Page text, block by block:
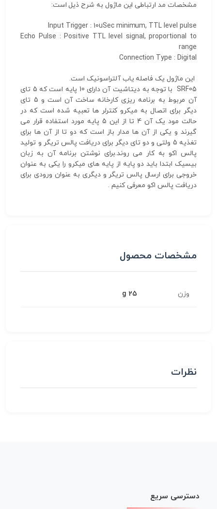
مشخصات مد ارتباطی این ماژول به شرح ذیل است:
Input Trigger : 10uSec minimum, TTL level pulse
Echo Pulse : Positive TTL level signal, proportional to
range
Connection Type : Digital
این ماژول یک فاصله یاب آلتراسونیک است.
SRF05 با توجه به دیتاشیت آن دارای 10 پایه است که 5 تای
آن مربوط به برنامه ریزی کارخانه ساخت آن است و 5 تای
دیگر برای اتصال به میکرو کنترلر ها تعبیه شده است که در
حالت مود یک آن 4 تا از این 5 پایه مورد استفاده قرار می
گیرند و یکی از آن ها مدار باز است که دو تا از آن ها برای
تغذیه 5 ولتی و دو تای دیگر برای دریافت پالس تریگر و تولید
پالس اکو به کار می روند.برای نوشتن برنامه آن به زبان
بیسیک ابتدا باید دو پایه از پایه های میکرو را یکی به عنوان
خروجی برای ارسال پالس تریگر و دیگری به عنوان ورودی برای
دریافت پالس اکو معرفی کنیم .
مشخصات محصول
وزن 25 g
نظرات
دسترسی سریع